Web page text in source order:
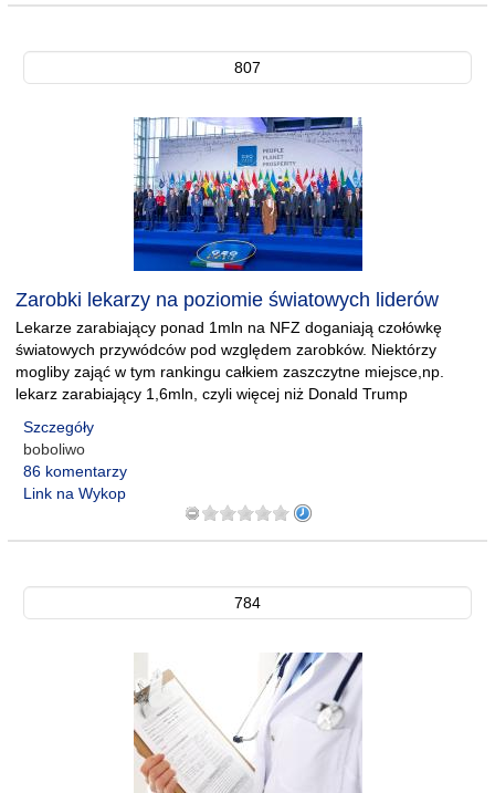
807
Zarobki lekarzy na poziomie światowych liderów
Lekarze zarabiający ponad 1mln na NFZ doganiają czołówkę
światowych przywódców pod względem zarobków. Niektórzy
mogliby zająć w tym rankingu całkiem zaszczytne miejsce,np.
lekarz zarabiający 1,6mln, czyli więcej niż Donald Trump
Szczegóły
boboliwo
86 komentarzy
Link na Wykop
784